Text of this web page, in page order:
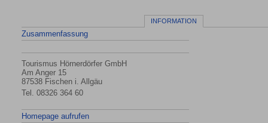
Zusammenfassung
Tourismus Hörnerdörfer GmbH
Am Anger 15
87538 Fischen i. Allgäu
Tel.08326 364 60
Homepage aufrufen
INFORMATION